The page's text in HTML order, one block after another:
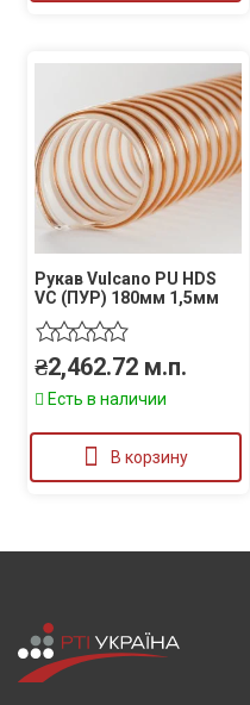
Рукав Vulcano PU HDS
VC (ПУР) 180мм 1,5мм
₴2,462.72 м.п.
Есть в наличии
В корзину